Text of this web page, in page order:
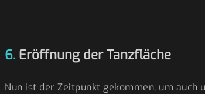
6. Eröffnung der Tanzfläche
Nun ist der Zeitpunkt gekommen, um